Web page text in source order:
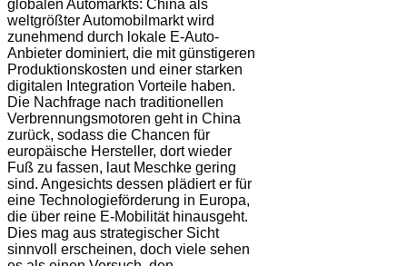
globalen Automarkts: China als
weltgrößter Automobilmarkt wird
zunehmend durch lokale E-Auto-
Anbieter dominiert, die mit günstigeren
Produktionskosten und einer starken
digitalen Integration Vorteile haben.
Die Nachfrage nach traditionellen
Verbrennungsmotoren geht in China
zurück, sodass die Chancen für
europäische Hersteller, dort wieder
Fuß zu fassen, laut Meschke gering
sind. Angesichts dessen plädiert er für
eine Technologieförderung in Europa,
die über reine E-Mobilität hinausgeht.
Dies mag aus strategischer Sicht
sinnvoll erscheinen, doch viele sehen